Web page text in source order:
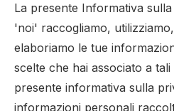
La presente Informativa
'noi' raccogliamo,
elaboriamo le tue
scelte che hai associato a
presente informativa sulla
informazioni personali